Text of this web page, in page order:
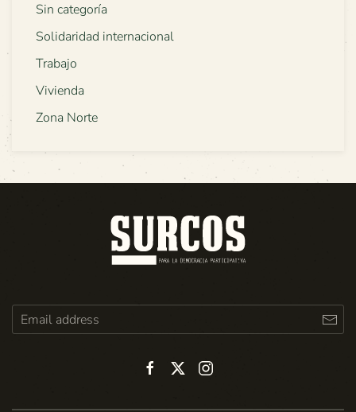
Sin categoría
Solidaridad internacional
Trabajo
Vivienda
Zona Norte